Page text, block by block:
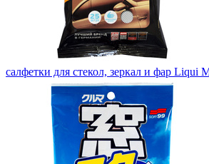
салфетки для стекол, зеркал и фар Liqui